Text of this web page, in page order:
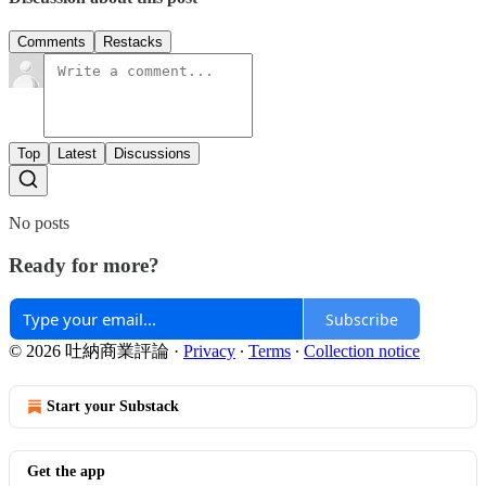
Comments Restacks
Top Latest Discussions
No posts
Ready for more?
Subscribe
© 2026 吐納商業評論 · Privacy ∙ Terms ∙ Collection notice
Start your Substack
Get the app